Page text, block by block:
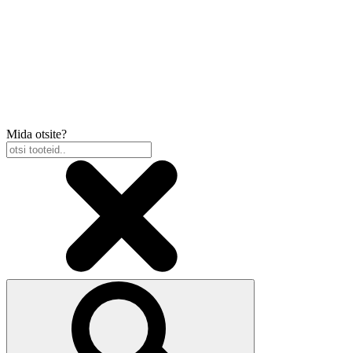
Mida otsite?